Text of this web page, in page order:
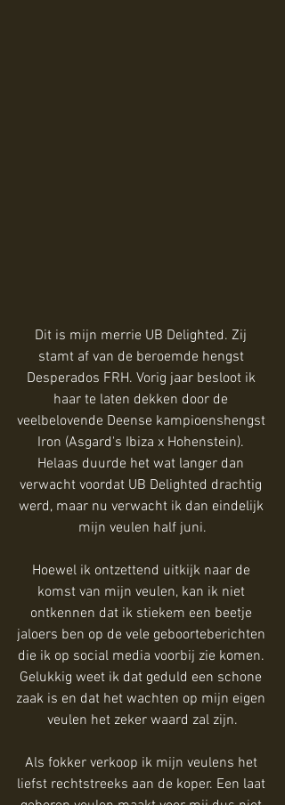
Dit is mijn merrie UB Delighted. Zij
stamt af van de beroemde hengst
Desperados FRH. Vorig jaar besloot ik
haar te laten dekken door de
veelbelovende Deense kampioenshengst
Iron (Asgard's Ibiza x Hohenstein).
Helaas duurde het wat langer dan
verwacht voordat UB Delighted drachtig
werd, maar nu verwacht ik dan eindelijk
mijn veulen half juni.
Hoewel ik ontzettend uitkijk naar de
komst van mijn veulen, kan ik niet
ontkennen dat ik stiekem een beetje
jaloers ben op de vele geboorteberichten
die ik op social media voorbij zie komen.
Gelukkig weet ik dat geduld een schone
zaak is en dat het wachten op mijn eigen
veulen het zeker waard zal zijn.
Als fokker verkoop ik mijn veulens het
liefst rechtstreeks aan de koper. Een laat